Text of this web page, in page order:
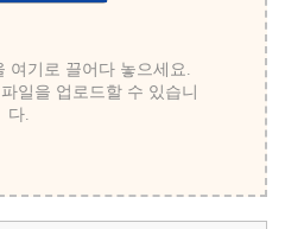
여기로 끌어다 놓으세요.
일을 업로드할 수 있습니
다.